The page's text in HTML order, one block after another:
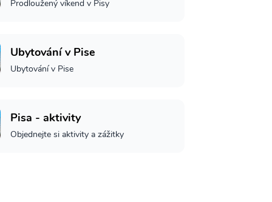
Prodloužený víkend v Pisy
Ubytování v Pise
Ubytování v Pise
Pisa - aktivity
Objednejte si aktivity a zážitky